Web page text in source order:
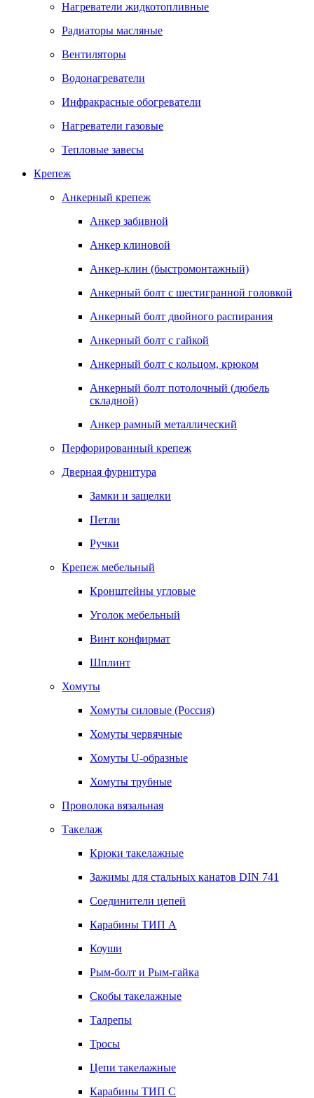
Нагреватели жидкотопливные
Радиаторы масляные
Вентиляторы
Водонагреватели
Инфракрасные обогреватели
Нагреватели газовые
Тепловые завесы
Крепеж
Анкерный крепеж
Анкер забивной
Анкер клиновой
Анкер-клин (быстромонтажный)
Анкерный болт с шестигранной головкой
Анкерный болт двойного распирания
Анкерный болт с гайкой
Анкерный болт с кольцом, крюком
Анкерный болт потолочный (дюбель
складной)
Анкер рамный металлический
Перфорированный крепеж
Дверная фурнитура
Замки и защелки
Петли
Ручки
Крепеж мебельный
Кронштейны угловые
Уголок мебельный
Винт конфирмат
Шплинт
Хомуты
Хомуты силовые (Россия)
Хомуты червячные
Хомуты U-образные
Хомуты трубные
Проволока вязальная
Такелаж
Крюки такелажные
Зажимы для стальных канатов DIN 741
Соединители цепей
Карабины ТИП А
Коуши
Рым-болт и Рым-гайка
Скобы такелажные
Талрепы
Тросы
Цепи такелажные
Карабины ТИП C